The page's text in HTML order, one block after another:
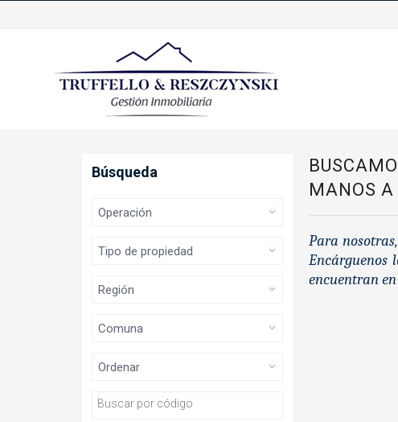
Búsqueda
MANOS
Para nosotras,
Encárguenos
encuentran